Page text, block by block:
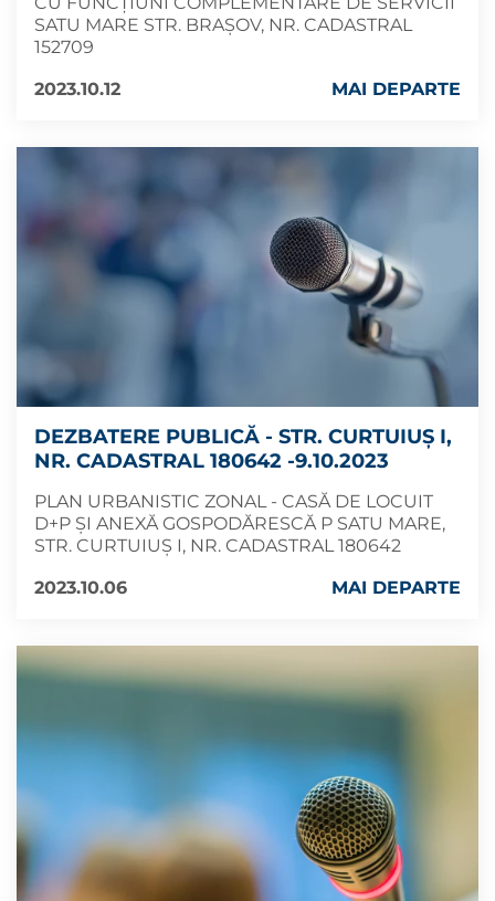
SATU MARE STR. BRAȘOV, NR. CADASTRAL
152709
2023.10.12
MAI DEPARTE
DEZBATERE PUBLICĂ - STR. CURTUIUȘ I,
NR. CADASTRAL 180642 -9.10.2023
PLAN URBANISTIC ZONAL - CASĂ DE LOCUIT
D+P ȘI ANEXĂ GOSPODĂRESCĂ P SATU MARE,
STR. CURTUIUȘ I, NR. CADASTRAL 180642
2023.10.06
MAI DEPARTE